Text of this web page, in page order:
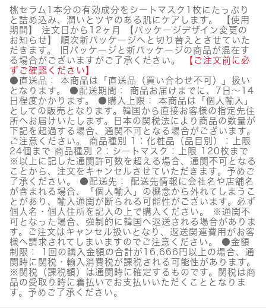
ヌ
ア)
桃
70%
ナ
イ
ア
シ
ン
セ
ラ
ム
マ
ス
ク
個
桃セラム1本分の有効成分をシートマスク1枚にたっぷり
と詰め込み、潤いとツヤのある肌にケアします。 【使用
期間】 注文日から12ヶ月 【パッケージデザイン変更の
お知らせ】 順次新パッケージへと切り替えとさせていた
だきます。 旧パッケージと新パッケージの商品が混在す
る場合がございますがご了承ください。
【ご注文前に必
ずご確認ください】
●直送品： 本商品は「直送品（買い合わせ不可）」扱い
となります。 ●配送期間： 商品お届けまでに、7日～14
日程度かかります。 ●購入上限： 本商品は「個人輸入」
としての販売となります。韓国から直接お客様の指定先住
所へお届けいたします。日本の関税法により商品の数量が
下記を超過する場合、通関不可となる場合がございます。
ご注意ください。 商品種別 1：化粧品（品目別）：上限
24個まで 商品種別 2：シートマスク：上限 120枚まで
※以上に記した通関許可数を超える場合、通関不可となる
ことから、注文をキャンセルさせていただきます。予めご
了承ください。 ●配送先： 配送先情報に会社名や店舗名
が含まれる場合、「個人輸入」の概念から外れてしまうこ
とがあり、輸入通関が断られる可能性がございます。必ず
個人名・個人住所を記入の上で購入ください。 ※通関不
可となった場合、強制的に韓国へ返送される場合がありま
す。ご注文はキャンセル扱いとなり、返送関連費用がお客
様へ請求されてしまいますのでご注意ください。 ●金額
制限： 1回の購入金額の合計が16,666円以上の場合、通
関時に関税・輸入消費税が課税される可能性があります。
※関税（課税額）は通関時に確定するものです。関税は商
品の受取り時に着払いでお支払いいただくこととなりま
す。予めご了承ください。